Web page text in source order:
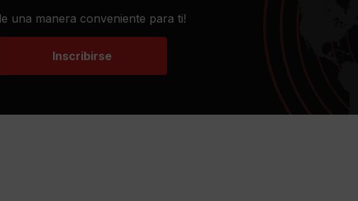
una manera conveniente para ti!
Inscribirse